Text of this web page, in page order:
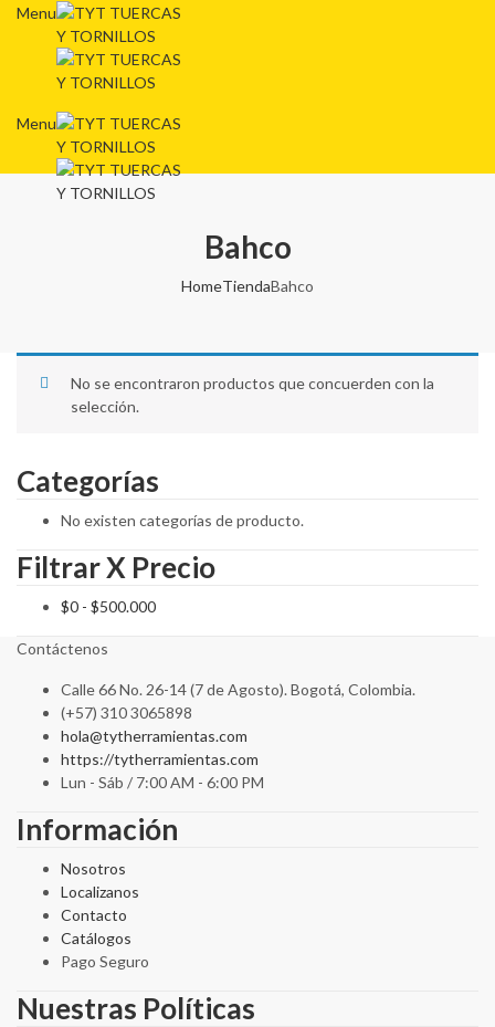
Menu
Menu
Bahco
HomeTiendaBahco
No se encontraron productos que concuerden con la
selección.
Categorías
No existen categorías de producto.
Filtrar X Precio
$0 - $500.000
Contáctenos
Calle 66 No. 26-14 (7 de Agosto). Bogotá, Colombia.
(+57) 310 3065898
hola@tytherramientas.com
https://tytherramientas.com
Lun - Sáb / 7:00 AM - 6:00 PM
Información
Nosotros
Localizanos
Contacto
Catálogos
Pago Seguro
Nuestras Políticas